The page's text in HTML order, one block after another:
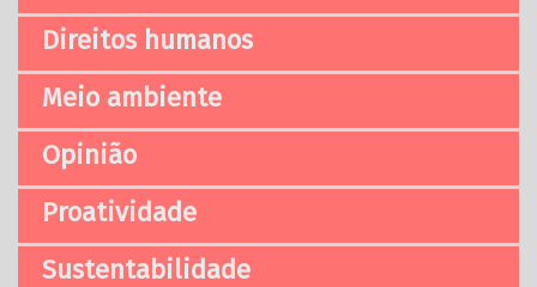
Direitos humanos
Meio ambiente
Opinião
Proatividade
Sustentabilidade